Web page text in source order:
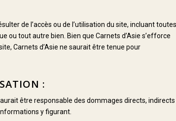
de l’accès ou de l’utilisation du site, incluant toutes
tout autre bien. Bien que Carnets d’Asie s’efforce
Carnets d’Asie ne saurait être tenue pour
:
être responsable des dommages directs, indirects
y figurant.